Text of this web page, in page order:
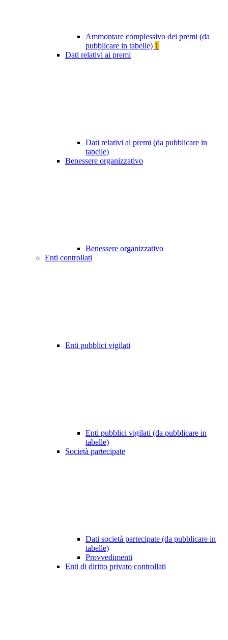
Ammontare complessivo dei premi (da
pubblicare in tabelle) 1
Dati relativi ai premi
Dati relativi ai premi (da pubblicare in
tabelle)
Benessere organizzativo
Benessere organizzativo
Enti controllati
Enti pubblici vigilati
Enti pubblici vigilati (da pubblicare in
tabelle)
Società partecipate
Dati società partecipate (da pubblicare in
tabelle)
Provvedimenti
Enti di diritto privato controllati